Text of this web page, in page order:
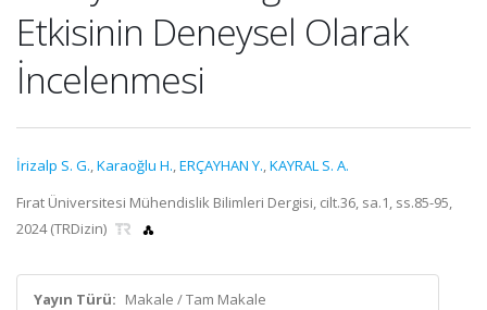
Etkisinin Deneysel Olarak
İncelenmesi
İrizalp S. G.,Karaoğlu H.,ERÇAYHAN Y.,KAYRAL S. A.
Fırat Üniversitesi Mühendislik Bilimleri Dergisi, cilt.36, sa.1, ss.85-95,
2024 (TRDizin)
Yayın Türü: Makale / Tam Makale